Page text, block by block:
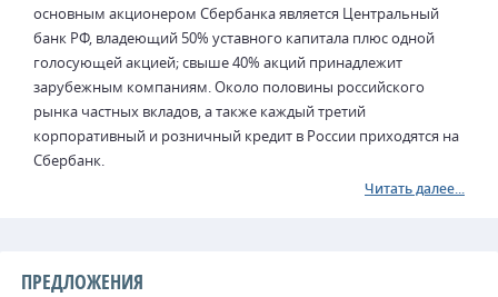
основным акционером Сбербанка является Центральный
банк РФ, владеющий 50% уставного капитала плюс одной
голосующей акцией; свыше 40% акций принадлежит
зарубежным компаниям. Около половины российского
рынка частных вкладов, а также каждый третий
корпоративный и розничный кредит в России приходятся на
Сбербанк.
Читать далее...
ПРЕДЛОЖЕНИЯ